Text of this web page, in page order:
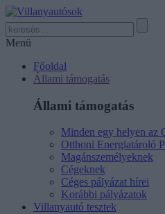
Menü
Főoldal
Állami támogatás
Állami támogatás
Minden egy helyen az
Otthoni Energiatároló
Magánszemélyeknek
Cégeknek
Céges pályázat hírei
Korábbi pályázatok
Villanyautó tesztek